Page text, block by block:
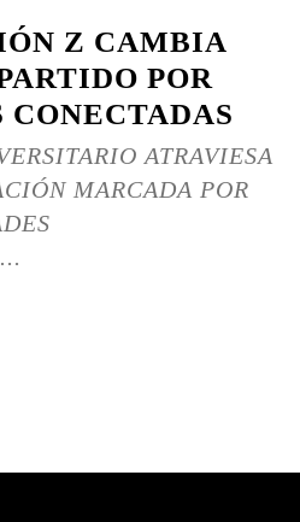
Z CAMBIA
POR
ATRAVIESA
MARCADA POR